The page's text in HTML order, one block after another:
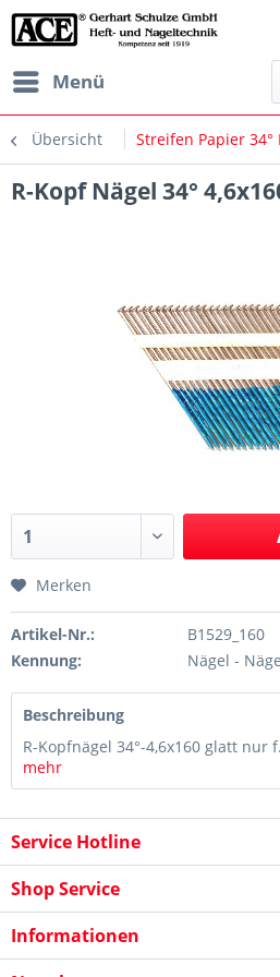
Menü
Übersicht Streifen Papier 34°
R-Kopf Nägel 34°
Merken
Artikel-Nr.:
B1529_160
Kennung:
Nägel -
Beschreibung
R-Kopfnägel 34°-4,6x160 glatt nur
mehr
Service Hotline
Shop Service
Informationen